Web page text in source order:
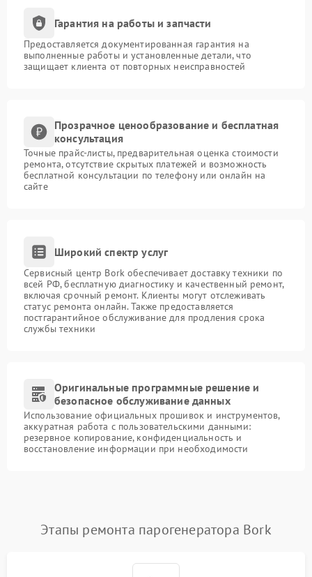
Гарантия на работы и запчасти
Предоставляется документированная гарантия на
выполненные работы и установленные детали, что
защищает клиента от повторных неисправностей
Прозрачное ценообразование и бесплатная
консультация
Точные прайс-листы, предварительная оценка стоимости
ремонта, отсутствие скрытых платежей и возможность
бесплатной консультации по телефону или онлайн на
сайте
Широкий спектр услуг
Сервисный центр Bork обеспечивает доставку техники по
всей РФ, бесплатную диагностику и качественный ремонт,
включая срочный ремонт. Клиенты могут отслеживать
статус ремонта онлайн. Также предоставляется
постгарантийное обслуживание для продления срока
службы техники
Оригинальные программные решение и
безопасное обслуживание данных
Использование официальных прошивок и инструментов,
аккуратная работа с пользовательскими данными:
резервное копирование, конфиденциальность и
восстановление информации при необходимости
Этапы ремонта парогенератора Bork